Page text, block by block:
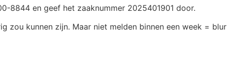
8844 en geef het zaaknummer 2025401901 door.
zou kunnen zijn. Maar niet melden binnen een week = blur